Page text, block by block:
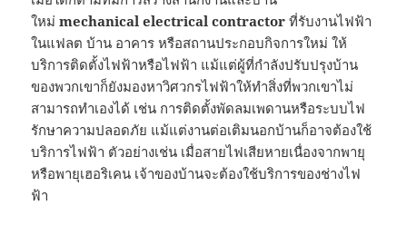
ใหม่mechanical electrical contractor ที่รับงานไฟฟ้า
ในแฟลต บ้าน อาคาร หรือสถานประกอบกิจการใหม่ ให้
บริการติดตั้งไฟฟ้าหรือไฟฟ้า แม้แต่ผู้ที่กำลังปรับปรุงบ้าน
ของพวกเขาก็ยังมองหาวิศวกรไฟฟ้าให้ทำสิ่งที่พวกเขาไม่
สามารถทำเองได้ เช่น การติดตั้งพัดลมเพดานหรือระบบไฟ
รักษาความปลอดภัย แม้แต่งานต่อเติมนอกบ้านก็อาจต้องใช้
บริการไฟฟ้า ตัวอย่างเช่น เมื่อสายไฟเสียหายเนื่องจากพายุ
หรือพายุเฮอริเคน เจ้าของบ้านจะต้องใช้บริการของช่างไฟ
ฟ้า